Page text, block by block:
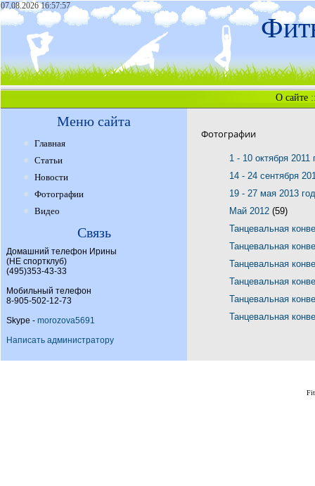
07.08.2026 16:57:57
О сайте
Меню сайта
Главная
Статьи
Новости
Фотографии
Видео
Связь
Домашний телефон Ирины
(НЕ спортклуб)
(495)353-43-33
Мобильный телефон
8-905-502-12-73
Skype - morozova5691
Написать администратору
Фотографии
1 - 10 октября 2011
14 - 24 сентября
19 - 27 мая 2013
Май 2012 (59)
Танцевальная
Танцевальная
Танцевальная
Танцевальная
Танцевальная
Танцевальная